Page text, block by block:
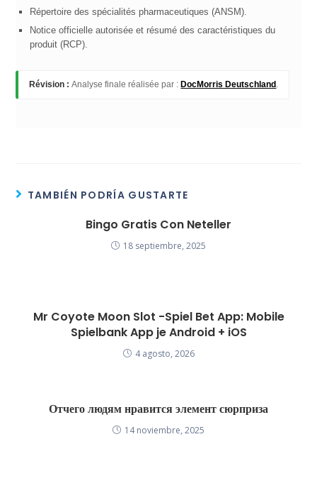
Répertoire des spécialités pharmaceutiques (ANSM).
Notice officielle autorisée et résumé des caractéristiques du
produit (RCP).
Révision :Analyse finale réalisée par :DocMorris Deutschland
TAMBIÉN PODRÍA GUSTARTE
Bingo Gratis Con Neteller
18 septiembre, 2025
Mr Coyote Moon Slot -Spiel Bet App: Mobile
Spielbank App je Android + iOS
4 agosto, 2026
Отчего людям нравится элемент сюрприза
14 noviembre, 2025